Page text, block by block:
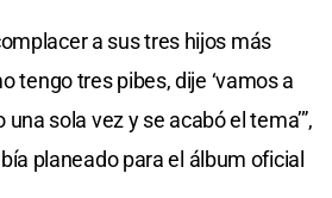
a sus tres hijos más
tengo tres pibes, dije ‘vamos a
sola vez y se acabó el tema’”,
planeado para el álbum oficial